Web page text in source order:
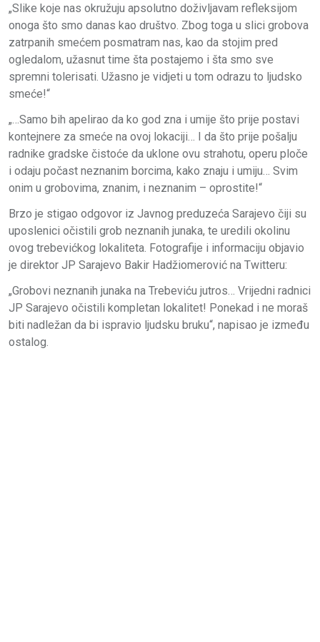
„Slike koje nas okružuju apsolutno doživljavam refleksijom
onoga što smo danas kao društvo. Zbog toga u slici grobova
zatrpanih smećem posmatram nas, kao da stojim pred
ogledalom, užasnut time šta postajemo i šta smo sve
spremni tolerisati. Užasno je vidjeti u tom odrazu to ljudsko
smeće!“
„…Samo bih apelirao da ko god zna i umije što prije postavi
kontejnere za smeće na ovoj lokaciji… I da što prije pošalju
radnike gradske čistoće da uklone ovu strahotu, operu ploče
i odaju počast neznanim borcima, kako znaju i umiju… Svim
onim u grobovima, znanim, i neznanim – oprostite!“
Brzo je stigao odgovor iz Javnog preduzeća Sarajevo čiji su
uposlenici očistili grob neznanih junaka, te uredili okolinu
ovog trebevićkog lokaliteta. Fotografije i informaciju objavio
je direktor JP Sarajevo Bakir Hadžiomerović na Twitteru:
„Grobovi neznanih junaka na Trebeviću jutros… Vrijedni radnici
JP Sarajevo očistili kompletan lokalitet! Ponekad i ne moraš
biti nadležan da bi ispravio ljudsku bruku“, napisao je između
ostalog.